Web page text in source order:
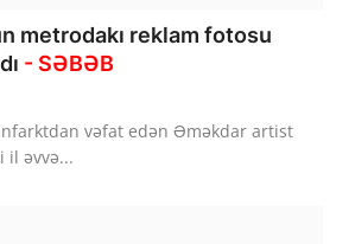
metrodakı reklam fotosu
- SƏBƏB
vəfat edən Əməkdar artist
il əvvə...